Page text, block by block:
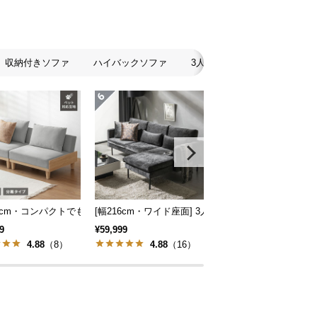
収納付きソファ ハイバックソファ 3人掛けソファ
イル
] 2人掛けフロアソファ 座椅子タイプ リクライニング
・コンパクトでも広々] 3人掛けソファベッド リクライニング 天然木フレ
4.88 （8）
[幅216cm・ワイド座面] 3人掛けカウチソファ ブラ
¥59,999
4.88 （16）